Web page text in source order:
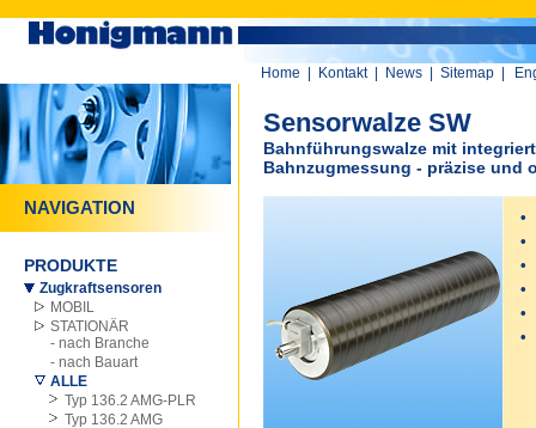
Home Kontakt News Sitemap
NAVIGATION
PRODUKTE
Zugkraftsensoren
MOBIL
STATIONÄR
- nach Branche
- nach Bauart
ALLE
Typ 136.2 AMG-PLR
Typ 136.2 AMG
Sensorwalze SW
Bahnführungswalze mit
Bahnzugmessung - präzise und
•
•
•
•
•
•